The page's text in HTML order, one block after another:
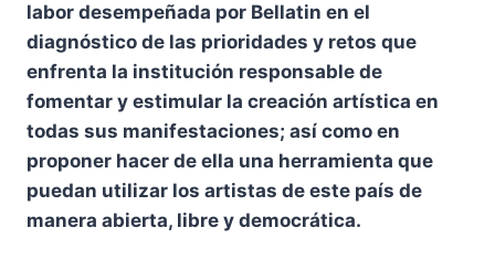
labor desempeñada por Bellatin en el
diagnóstico de las prioridades y retos que
enfrenta la institución responsable de
fomentar y estimular la creación artística en
todas sus manifestaciones; así como en
proponer hacer de ella una herramienta que
puedan utilizar los artistas de este país de
manera abierta, libre y democrática.